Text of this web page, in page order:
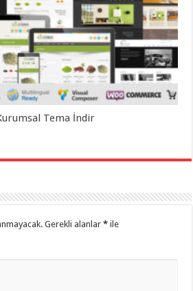
Tema İndir
Gerekli alanlar* ile